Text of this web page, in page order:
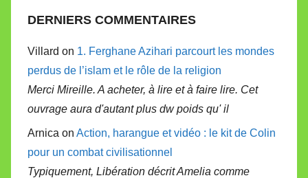
DERNIERS COMMENTAIRES
Villard on 1. Ferghane Azihari parcourt les mondes
perdus de l’islam et le rôle de la religion
Merci Mireille. A acheter, à lire et à faire lire. Cet
ouvrage aura d'autant plus dw poids qu' il
Arnica on Action, harangue et vidéo : le kit de Colin
pour un combat civilisationnel
Typiquement, Libération décrit Amelia comme